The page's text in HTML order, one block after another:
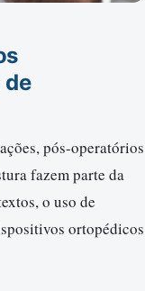
de
pós-operatórios
fazem parte da
o uso de
ortopédicos